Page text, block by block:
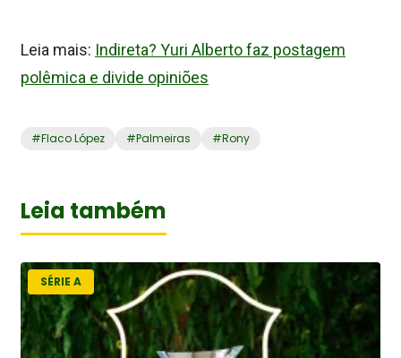
Leia mais: Indireta? Yuri Alberto faz postagem
polêmica e divide opiniões
#Flaco López #Palmeiras #Rony
Leia também
SÉRIE A